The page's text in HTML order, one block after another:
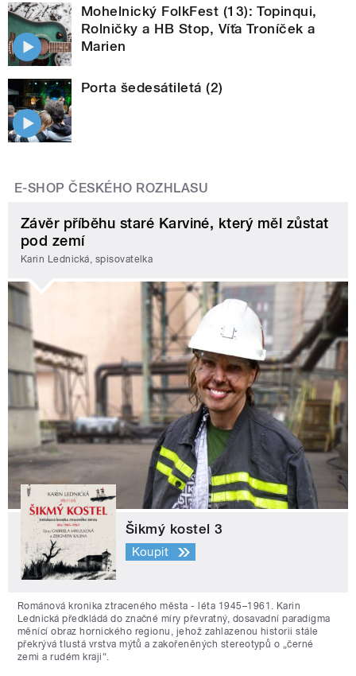
Mohelnický FolkFest (13): Topinqui,
Rolničky a HB Stop, Víťa Troníček a
Marien
Porta šedesátiletá (2)
E-SHOP ČESKÉHO ROZHLASU
Závěr příběhu staré Karviné, který měl zůstat
pod zemí
Karin Lednická, spisovatelka
Šikmý kostel 3
Koupit
Románová kronika ztraceného města - léta 1945–1961. Karin
Lednická předkládá do značné míry převratný, dosavadní paradigma
měnící obraz hornického regionu, jehož zahlazenou historii stále
překrývá tlustá vrstva mýtů a zakořeněných stereotypů o „černé
zemi a rudém kraji“.